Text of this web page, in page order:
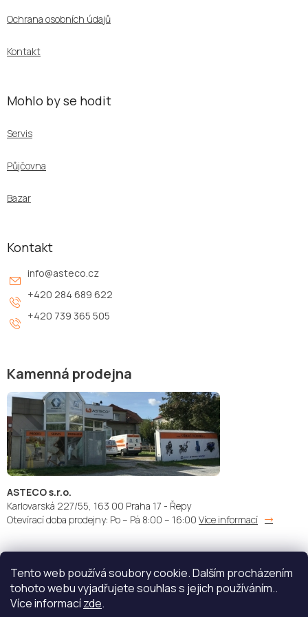
Tento web používá soubory cookie. Dalším procházením
tohoto webu vyjadřujete souhlas s jejich používáním..
Více informacízde.
Ochrana osobních údajů
Kontakt
Mohlo by se hodit
Servis
Půjčovna
Bazar
Kontakt
info@asteco.cz
+420 284 689 622
+420 739 365 505
Kamenná prodejna
ASTECO s.r.o.
Karlovarská 227/55, 163 00 Praha 17 - Řepy
Otevírací doba prodejny: Po – Pá 8:00 – 16:00 Více informací
Doprava: Platba: